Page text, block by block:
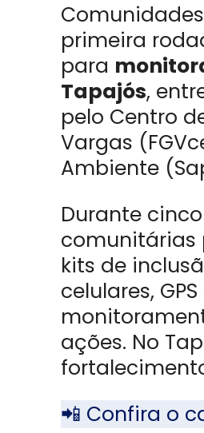
primeira
para
Tapajós,
pelo Centro
Vargas
Ambiente
Durante
comunitárias
kits de
celulares,
ações. No
📲 Confira o